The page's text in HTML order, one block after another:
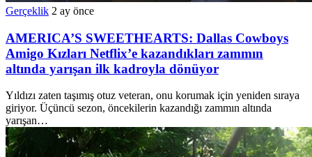
Gerçeklik 2 ay önce
AMERICA’S SWEETHEARTS: Dallas Cowboys
Amigo Kızları Netflix’e kazandıkları zammın
altında yarışan ilk kadroyla dönüyor
Yıldızı zaten taşımış otuz veteran, onu korumak için yeniden sıraya
giriyor. Üçüncü sezon, öncekilerin kazandığı zammın altında
yarışan…